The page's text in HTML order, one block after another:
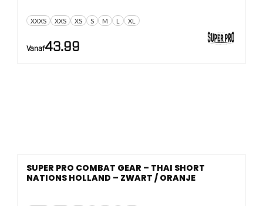
XXXS XXS XS S M L XL
Vanaf43.99
SUPER PRO COMBAT GEAR – THAI SHORT
NATIONS HOLLAND – ZWART / ORANJE